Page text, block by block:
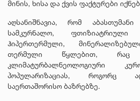
მინის, ხისა და ქვის ფაქტურები
აღსანიშნავია, რომ
სამკურნალო,
ჰიპერთერმული,
თერმული წყლებით, რაც
კლიმატურბალნეოლოგიური
პოპულარიზაციას, როგორც
საერთაშორისო ბაზრებზე.